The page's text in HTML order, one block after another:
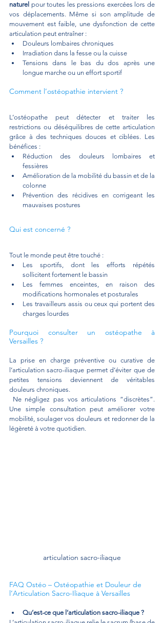
naturel pour toutes les pressions exercées lors de
vos déplacements. Même si son amplitude de
mouvement est faible, une dysfonction de cette
articulation peut entraîner :
Douleurs lombaires chroniques
Irradiation dans la fesse ou la cuisse
Tensions dans le bas du dos après une
longue marche ou un effort sportif
Comment l’ostéopathie intervient ?
L’ostéopathe peut détecter et traiter les
restrictions ou déséquilibres de cette articulation
grâce à des techniques douces et ciblées. Les
bénéfices :
Réduction des douleurs lombaires et
fessières
Amélioration de la mobilité du bassin et de la
colonne
Prévention des récidives en corrigeant les
mauvaises postures
Qui est concerné ?
Tout le monde peut être touché :
Les sportifs, dont les efforts répétés
sollicitent fortement le bassin
Les femmes enceintes, en raison des
modifications hormonales et posturales
Les travailleurs assis ou ceux qui portent des
charges lourdes
Pourquoi consulter un ostéopathe à
Versailles ?
La prise en charge préventive ou curative de
l’articulation sacro-iliaque permet d’éviter que de
petites tensions deviennent de véritables
douleurs chroniques.
Une simple consultation peut améliorer votre
mobilité, soulager vos douleurs et redonner de la
légèreté à votre quotidien.
articulation sacro-iliaque
FAQ Ostéo – Ostéopathie et Douleur de
l’Articulation Sacro-Iliaque à Versailles
Qu’est-ce que l’articulation sacro-iliaque ?